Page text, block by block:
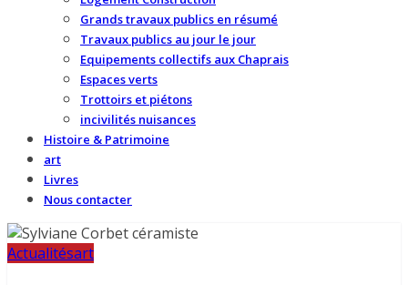
Grands travaux publics en résumé
Travaux publics au jour le jour
Equipements collectifs aux Chaprais
Espaces verts
Trottoirs et piétons
incivilités nuisances
Histoire & Patrimoine
art
Livres
Nous contacter
Actualitésart